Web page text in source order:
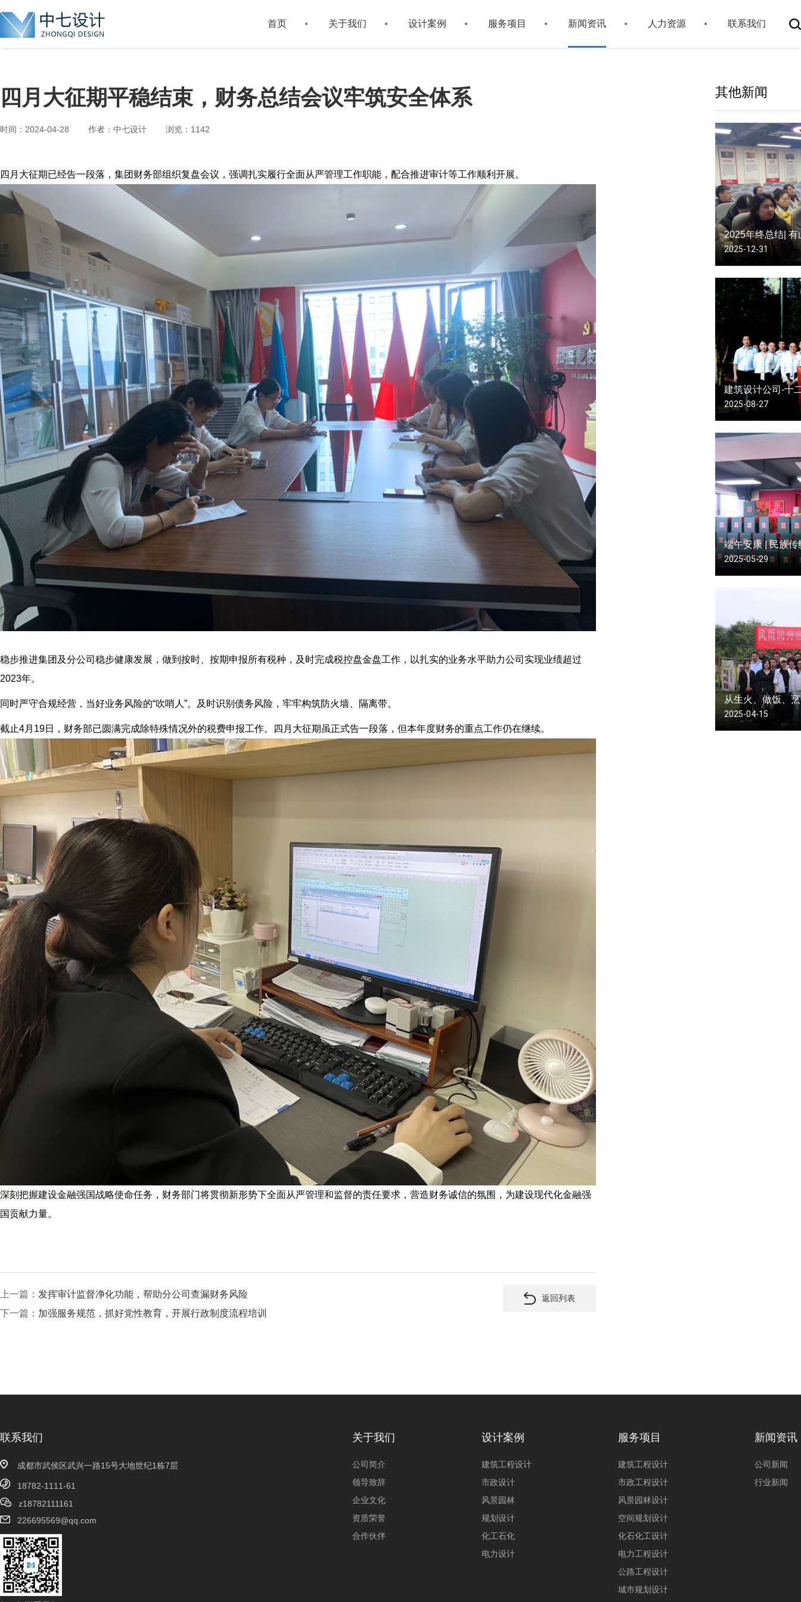
首页 关于我们 设计案例 服务项目 新闻资讯 人力资源 联系我们
四月大征期平稳结束，财务总结会议牢筑安全体系
时间：2024-04-28 作者：中七设计 浏览：1142
四月大征期已经告一段落，集团财务部组织复盘会议，强调扎实履行全面从严管理工作职能，配合推进审计等工作顺利开展。
稳步推进集团及分公司稳步健康发展，做到按时、按期申报所有税种，及时完成税控盘金盘工作，以扎实的业务水平助力公司实现业绩超过
2023年。
同时严守合规经营，当好业务风险的“吹哨人”。及时识别债务风险，牢牢构筑防火墙、隔离带。
截止4月19日，财务部已圆满完成除特殊情况外的税费申报工作。四月大征期虽正式告一段落，但本年度财务的重点工作仍在继续。
深刻把握建设金融强国战略使命任务，财务部门将贯彻新形势下全面从严管理和监督的责任要求，营造财务诚信的氛围，为建设现代化金融强
国贡献力量。
上一篇： 发挥审计监督净化功能，帮助分公司查漏财务风险
下一篇： 加强服务规范，抓好党性教育，开展行政制度流程培训
返回列表
其他新闻
2025-12-31
建筑设计公司-十
2025-08-27
2025-05-29
2025-04-15
联系我们
成都市武侯区武兴一路15号大地世纪1栋7层
18782-1111-61
z18782111161
226695569@qq.com
关于我们
公司简介
领导致辞
企业文化
资质荣誉
合作伙伴
设计案例
建筑工程设计
市政设计
风景园林
规划设计
化工石化
电力设计
服务项目
建筑工程设计
市政工程设计
风景园林设计
空间规划设计
化石化工设计
电力工程设计
公路工程设计
城市规划设计
新闻资讯
公司新闻
行业新闻